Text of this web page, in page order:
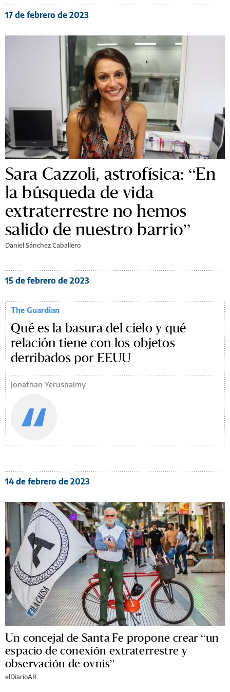
17 de febrero de 2023
Sara Cazzoli, astrofísica: “En
la búsqueda de vida
extraterrestre no hemos
salido de nuestro barrio”
Daniel Sánchez Caballero
15 de febrero de 2023
The Guardian
Qué es la basura del cielo y qué
relación tiene con los objetos
derribados por EEUU
Jonathan Yerushalmy
14 de febrero de 2023
Un concejal de Santa Fe propone crear “un
espacio de conexión extraterrestre y
observación de ovnis”
elDiarioAR